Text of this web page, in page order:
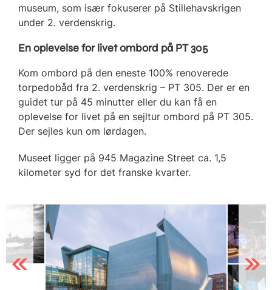
museum, som især fokuserer på Stillehavskrigen
under 2. verdenskrig.
En oplevelse for livet ombord på PT 305
Kom ombord på den eneste 100% renoverede
torpedobåd fra 2. verdenskrig – PT 305. Der er en
guidet tur på 45 minutter eller du kan få en
oplevelse for livet på en sejltur ombord på PT 305.
Der sejles kun om lørdagen.
Museet ligger på 945 Magazine Street ca. 1,5
kilometer syd for det franske kvarter.
Previous Next